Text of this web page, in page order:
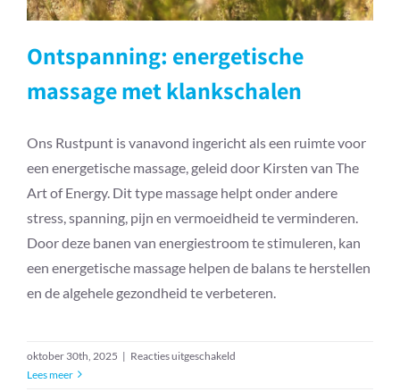
Ontspanning: energetische
massage met klankschalen
Ons Rustpunt is vanavond ingericht als een ruimte voor
een energetische massage, geleid door Kirsten van The
Art of Energy. Dit type massage helpt onder andere
stress, spanning, pijn en vermoeidheid te verminderen.
Door deze banen van energiestroom te stimuleren, kan
een energetische massage helpen de balans te herstellen
en de algehele gezondheid te verbeteren.
oktober 30th, 2025 | Reacties uitgeschakeld
Lees meer